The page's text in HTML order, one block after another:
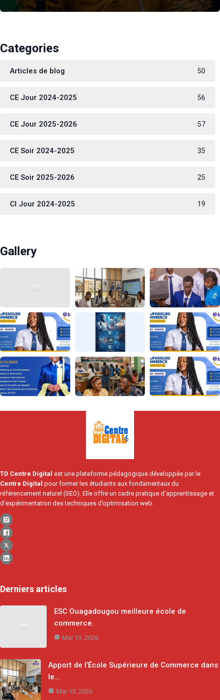
Categories
Articles de blog 50
CE Jour 2024-2025 56
CE Jour 2025-2026 57
CE Soir 2024-2025 35
CE Soir 2025-2026 25
CI Jour 2024-2025 19
Gallery
TD Centre Digital est une plateforme pédagogique développée par le
Centre Digital pour former les étudiants aux fondamentaux du
référencement naturel (SEO). Elle offre un cadre pratique d’apprentissage et
d’expérimentation des techniques d’optimisation web.
Derniers articles
ESC Ouagadougou meilleure école de
commerce.
Mar 13, 2026
Apport de l’École Supérieure de Commerce dans
le…
Mar 13, 2026